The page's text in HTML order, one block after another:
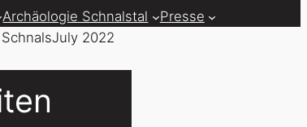
Archäologie Schnalstal Presse